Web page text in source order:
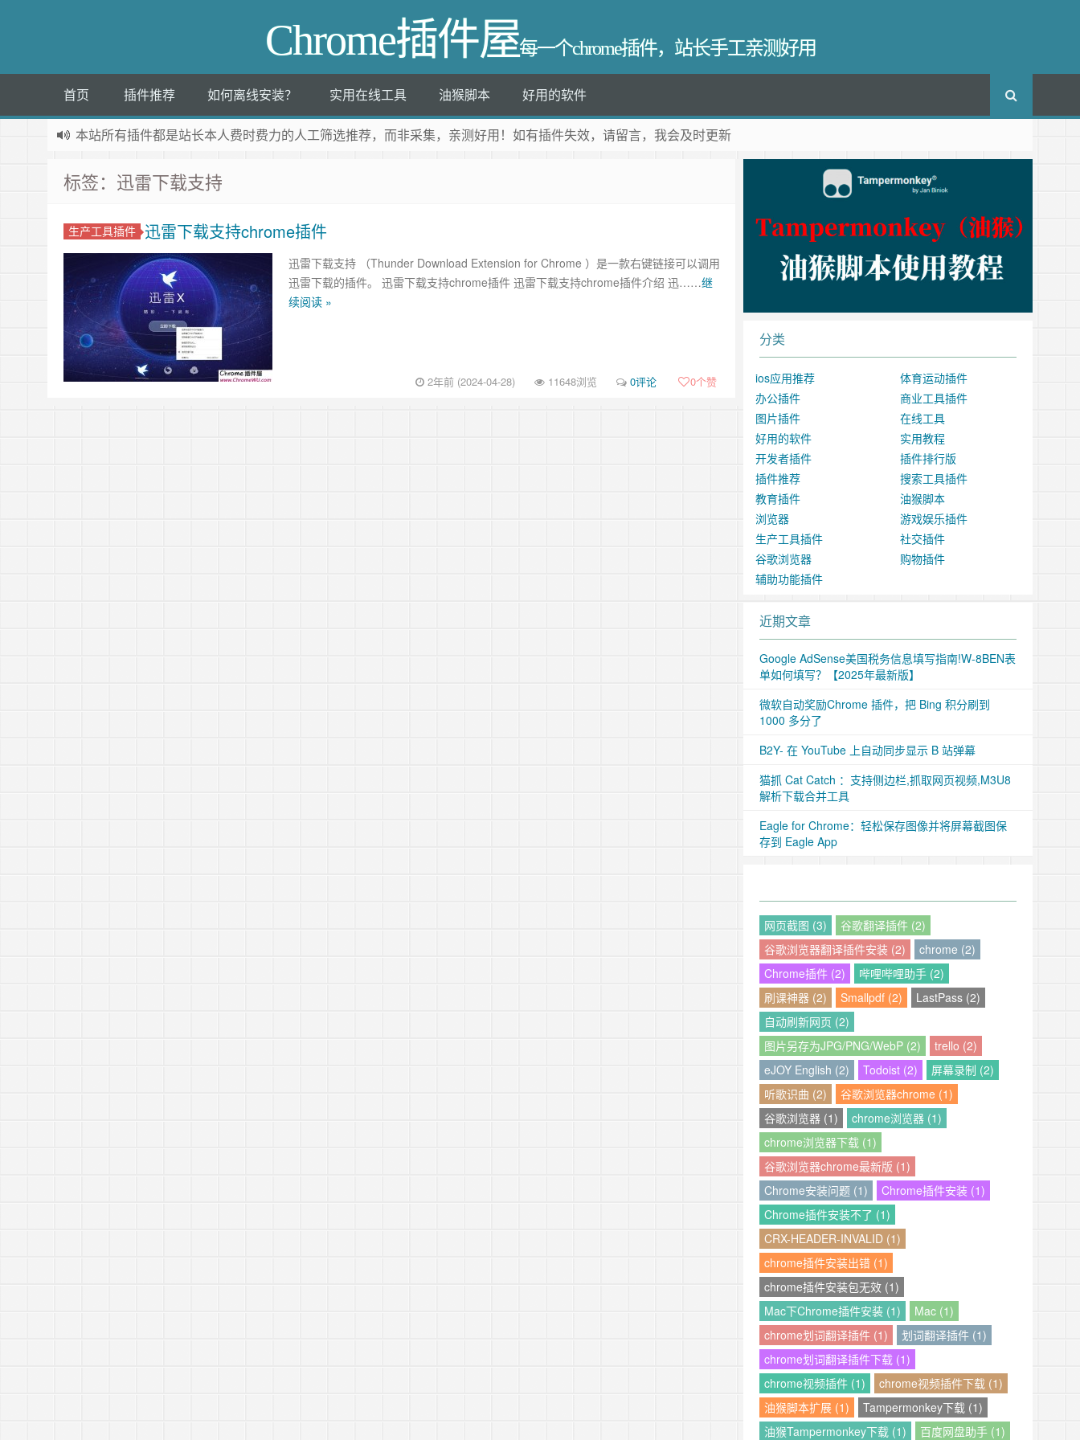
Chrome插件屋每一个chrome插件，站长手工亲测好用
首页 插件推荐 如何离线安装？ 实用在线工具 油猴脚本 好用的软件
本站所有插件都是站长本人费时费力的人工筛选推荐，而非采集，亲测好用！如有插件失效，请留言，我会及时更新
标签：迅雷下载支持
生产工具插件 迅雷下载支持chrome插件
迅雷下载支持 （Thunder Download Extension for Chrome ）是一款右键链接可以调用
迅雷下载的插件。 迅雷下载支持chrome插件 迅雷下载支持chrome插件介绍 迅……继
续阅读 »
2年前 (2024-04-28) 11648浏览 0评论 0个赞
分类
ios应用推荐
体育运动插件
办公插件
商业工具插件
图片插件
在线工具
好用的软件
实用教程
开发者插件
插件排行版
插件推荐
搜索工具插件
教育插件
油猴脚本
浏览器
游戏娱乐插件
生产工具插件
社交插件
谷歌浏览器
购物插件
辅助功能插件
近期文章
Google AdSense美国税务信息填写指南!W-8BEN表
单如何填写？【2025年最新版】
微软自动奖励Chrome 插件，把 Bing 积分刷到
1000 多分了
B2Y- 在 YouTube 上自动同步显示 B 站弹幕
猫抓 Cat Catch ：支持侧边栏,抓取网页视频,M3U8
解析下载合并工具
Eagle for Chrome：轻松保存图像并将屏幕截图保
存到 Eagle App
网页截图 (3)
谷歌翻译插件 (2)
谷歌浏览器翻译插件安装 (2)
chrome (2)
Chrome插件 (2)
哔哩哔哩助手 (2)
刷课神器 (2)
Smallpdf (2)
LastPass (2)
自动刷新网页 (2)
图片另存为JPG/PNG/WebP (2)
trello (2)
eJOY English (2)
Todoist (2)
屏幕录制 (2)
听歌识曲 (2)
谷歌浏览器chrome (1)
谷歌浏览器 (1)
chrome浏览器 (1)
chrome浏览器下载 (1)
谷歌浏览器chrome最新版 (1)
Chrome安装问题 (1)
Chrome插件安装 (1)
Chrome插件安装不了 (1)
CRX-HEADER-INVALID (1)
chrome插件安装出错 (1)
chrome插件安装包无效 (1)
Mac下Chrome插件安装 (1)
Mac (1)
chrome划词翻译插件 (1)
划词翻译插件 (1)
chrome划词翻译插件下载 (1)
chrome视频插件 (1)
chrome视频插件下载 (1)
油猴脚本扩展 (1)
Tampermonkey下载 (1)
油猴Tampermonkey下载 (1)
百度网盘助手 (1)